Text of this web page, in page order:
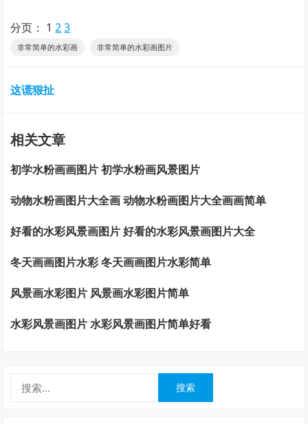
分页： 1 2 3
非常简单的水彩画 非常简单的水彩画图片
这谎狠扯
相关文章
初学水粉画画图片 初学水粉画风景图片
动物水粉画图片大全画 动物水粉画图片大全画画简单
好看的水彩风景画图片 好看的水彩风景画图片大全
冬天画画图片水彩 冬天画画图片水彩简单
风景画水彩图片 风景画水彩图片简单
水彩风景画图片 水彩风景画图片简单好看